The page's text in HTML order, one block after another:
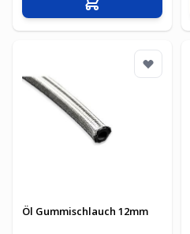
In den Warenkorb
Öl Gummischlauch 12mm